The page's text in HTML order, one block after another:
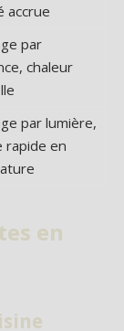
accrue
par
chaleur
par lumière,
rapide en
en